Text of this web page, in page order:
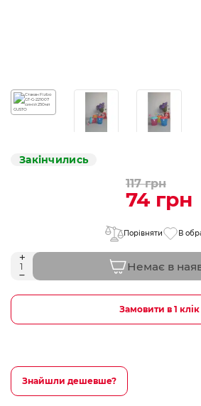
Закінчились
117 грн
74 грн
Порівняти В
Немає в
Замовити в 1 клік
Знайшли дешевше?